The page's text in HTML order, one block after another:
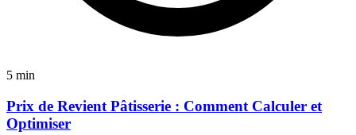
5 min
Prix de Revient Pâtisserie : Comment Calculer et
Optimiser